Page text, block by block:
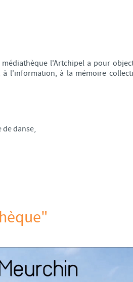
l'Artchipel a pour
l'information, à la mémoire
danse,